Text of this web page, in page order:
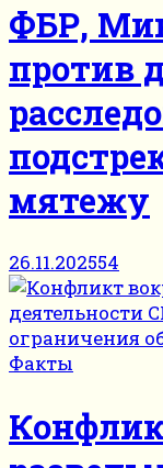
ФБР,
против
мятежу
26.11.202554
Факты